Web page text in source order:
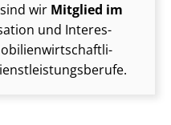
wir Mitglied im
und In­ter­es­